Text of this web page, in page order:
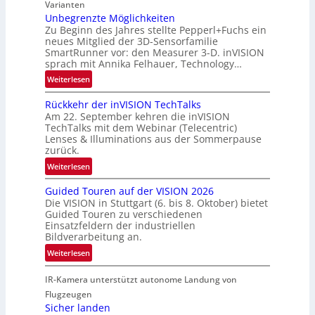
a
u
m
f
a
h
r
t
t
e
c
h
i
k
t
n
e
r
s
c
h
a
f
t
i
s
c
h
e
n
4
K
-
M
e
Varianten
Unbegrenzte Möglichkeiten
Zu Beginn des Jahres stellte Pepperl+Fuchs ein
neues Mitglied der 3D-Sensorfamilie
SmartRunner vor: den Measurer 3-D. inVISION
sprach mit Annika Felhauer, Technology…
Weiterlesen:
U
n
b
e
g
r
e
z
t
e
M
ö
g
l
i
c
Rückkehr der inVISION TechTalks
Am 22. September kehren die inVISION
TechTalks mit dem Webinar (Telecentric)
Lenses & Illuminations aus der Sommerpause
zurück.
Weiterlesen:
R
ü
c
k
k
e
h
d
e
r
Guided Touren auf der VISION 2026
Die VISION in Stuttgart (6. bis 8. Oktober) bietet
Guided Touren zu verschiedenen
Einsatzfeldern der industriellen
Bildverarbeitung an.
Weiterlesen:
G
u
i
d
IR-Kamera unterstützt autonome Landung von
Flugzeugen
Sicher landen